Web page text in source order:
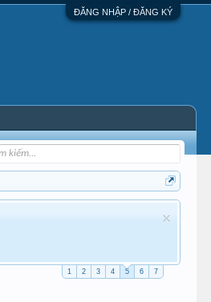
ĐĂNG NHẬP / ĐĂNG KÝ
1 2 3 4 5 6 7